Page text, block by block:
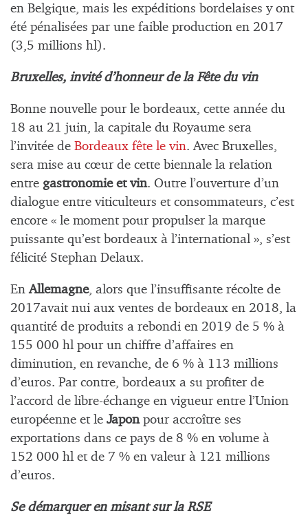
en Belgique, mais les expéditions bordelaises y ont
été pénalisées par une faible production en 2017
(3,5 millions hl).
Bruxelles, invité d’honneur de la Fête du vin
Bonne nouvelle pour le bordeaux, cette année du
18 au 21 juin, la capitale du Royaume sera
l’invitée de Bordeaux fête le vin. Avec Bruxelles,
sera mise au cœur de cette biennale la relation
entre gastronomie et vin. Outre l’ouverture d’un
dialogue entre viticulteurs et consommateurs, c’est
encore « le moment pour propulser la marque
puissante qu’est bordeaux à l’international », s’est
félicité Stephan Delaux.
EnAllemagne, alors que l’insuffisante récolte de
2017avait nui aux ventes de bordeaux en 2018, la
quantité de produits a rebondi en 2019 de 5 % à
155 000 hl pour un chiffre d’affaires en
diminution, en revanche, de 6 % à 113 millions
d’euros. Par contre, bordeaux a su profiter de
l’accord de libre-échange en vigueur entre l’Union
européenne et le Japonpour accroître ses
exportations dans ce pays de 8 % en volume à
152 000 hl et de 7 % en valeur à 121 millions
d’euros.
Se démarquer en misant sur la RSE